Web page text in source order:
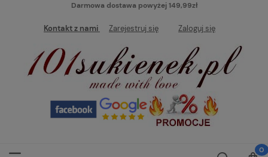
Darmowa dostawa powyżej 149,99zł
Kontakt z nami Zarejestruj się Zaloguj się